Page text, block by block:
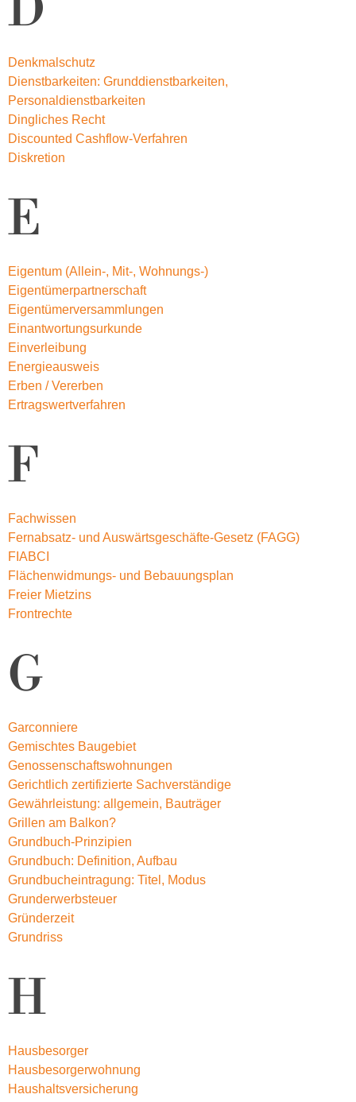
Denkmalschutz
Dienstbarkeiten: Grunddienstbarkeiten,
Personaldienstbarkeiten
Dingliches Recht
Discounted Cashflow-Verfahren
Diskretion
E
Eigentum (Allein-, Mit-, Wohnungs-)
Eigentümerpartnerschaft
Eigentümerversammlungen
Einantwortungsurkunde
Einverleibung
Energieausweis
Erben / Vererben
Ertragswertverfahren
F
Fachwissen
Fernabsatz- und Auswärtsgeschäfte-Gesetz (FAGG)
FIABCI
Flächenwidmungs- und Bebauungsplan
Freier Mietzins
Frontrechte
G
Garconniere
Gemischtes Baugebiet
Genossenschaftswohnungen
Gerichtlich zertifizierte Sachverständige
Gewährleistung: allgemein, Bauträger
Grillen am Balkon?
Grundbuch-Prinzipien
Grundbuch: Definition, Aufbau
Grundbucheintragung: Titel, Modus
Grunderwerbsteuer
Gründerzeit
Grundriss
H
Hausbesorger
Hausbesorgerwohnung
Haushaltsversicherung